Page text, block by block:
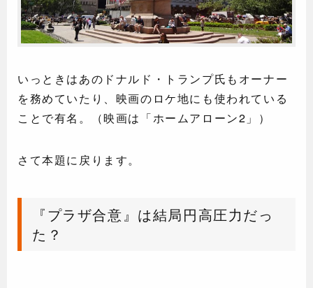
いっときはあのドナルド・トランプ氏もオーナー
を務めていたり、映画のロケ地にも使われている
ことで有名。（映画は「ホームアローン2」）
さて本題に戻ります。
『プラザ合意』は結局円高圧力だっ
た？